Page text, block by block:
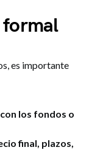
formal
es importante
los fondos o
final, plazos,